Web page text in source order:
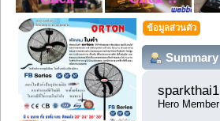
ข้อมูลส่วนตัว
Summary
sparkthai1
Hero Member